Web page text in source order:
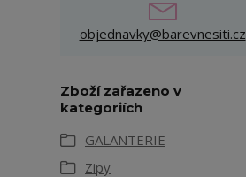
objednavky@barevnesiti.cz
Zboží zařazeno v
kategoriích
GALANTERIE
Zipy